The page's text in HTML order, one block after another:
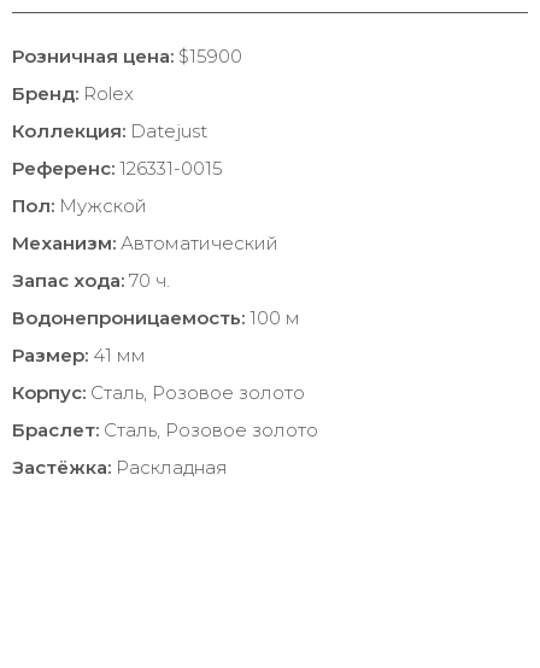
Розничная цена: $15900
Бренд: Rolex
Коллекция: Datejust
Референс: 126331-0015
Пол: Мужской
Механизм: Автоматический
Запас хода: 70 ч.
Водонепроницаемость: 100 м
Размер: 41 мм
Корпус: Сталь, Розовое золото
Браслет: Сталь, Розовое золото
Застёжка: Раскладная